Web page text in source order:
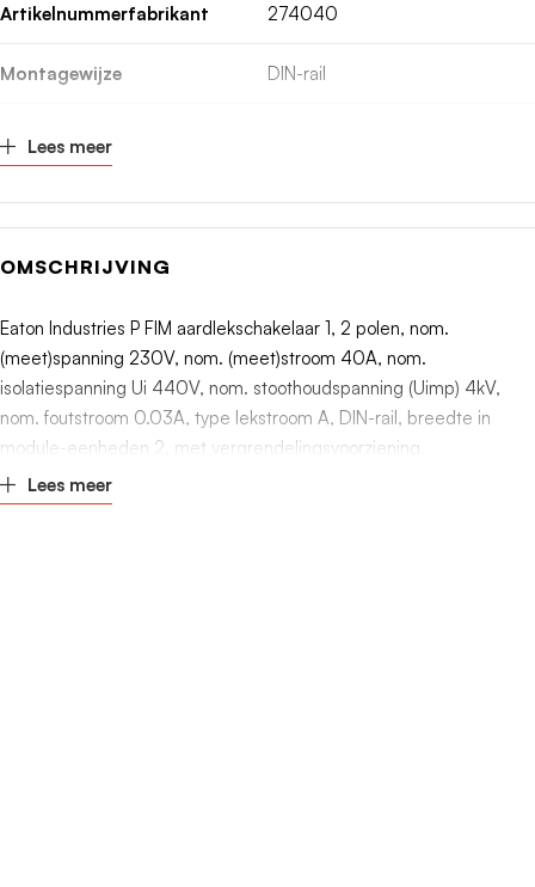
Artikelnummerfabrikant 274040
Montagewijze DIN-rail
Spanningstype
Nom. isolatiespanning Ui 440V
Lees meer
OMSCHRIJVING
Eaton Industries P FIM aardlekschakelaar 1, 2 polen, nom.
(meet)spanning 230V, nom. (meet)stroom 40A, nom.
isolatiespanning Ui 440V, nom. stoothoudspanning (Uimp) 4kV,
nom. foutstroom 0.03A, type lekstroom A, DIN-rail, breedte in
module-eenheden 2, met vergrendelingsvoorziening,
Lees meer